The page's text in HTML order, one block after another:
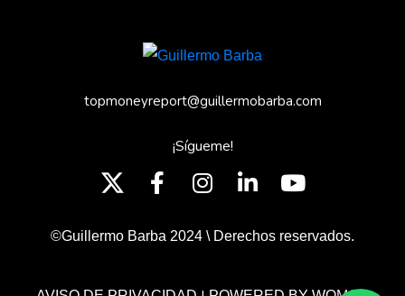
topmoneyreport@guillermobarba.com
¡Sígueme!
©Guillermo Barba 2024 \ Derechos reservados.